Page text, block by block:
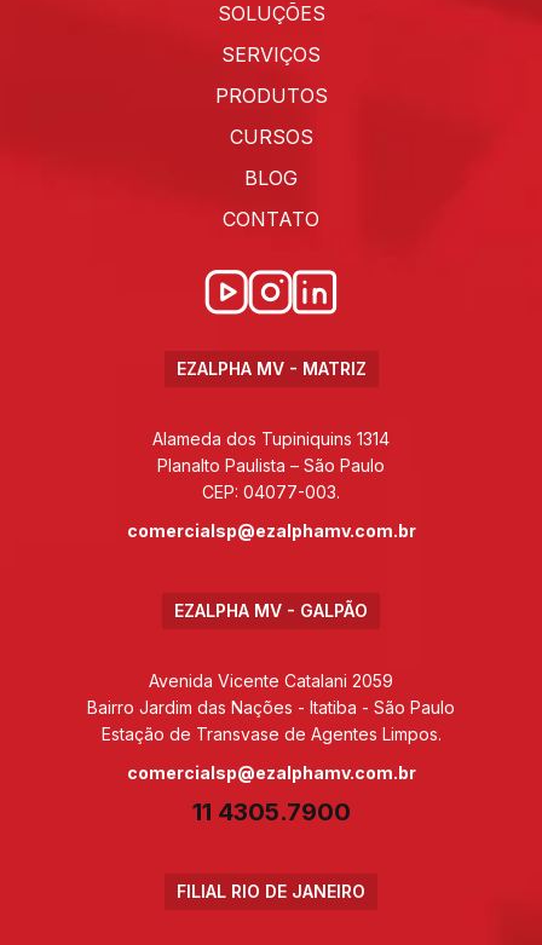
SOLUÇÕES
SERVIÇOS
PRODUTOS
CURSOS
BLOG
CONTATO
EZALPHA MV - MATRIZ
Alameda dos Tupiniquins 1314
Planalto Paulista – São Paulo
CEP: 04077-003.
comercialsp@ezalphamv.com.br
EZALPHA MV - GALPÃO
Avenida Vicente Catalani 2059
Bairro Jardim das Nações - Itatiba - São Paulo
Estação de Transvase de Agentes Limpos.
comercialsp@ezalphamv.com.br
11 4305.7900
FILIAL RIO DE JANEIRO